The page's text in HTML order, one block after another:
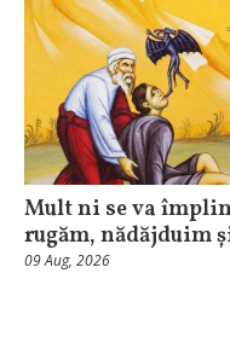
Mult ni se va
rugăm, nădăjduim
09 Aug, 2026